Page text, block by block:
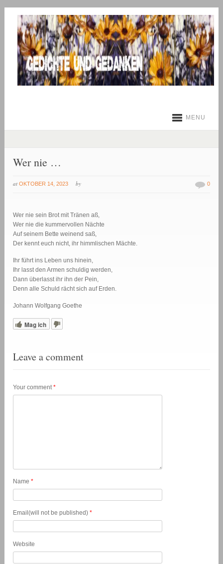
MENU
Wer nie …
at OKTOBER 14, 2023 by 0
Wer nie sein Brot mit Tränen aß,
Wer nie die kummervollen Nächte
Auf seinem Bette weinend saß,
Der kennt euch nicht, ihr himmlischen Mächte.
Ihr führt ins Leben uns hinein,
Ihr lasst den Armen schuldig werden,
Dann überlasst ihr ihn der Pein,
Denn alle Schuld rächt sich auf Erden.
Johann Wolfgang Goethe
Mag ich
Leave a comment
Your comment*
Name*
Email(will not be published)*
Website